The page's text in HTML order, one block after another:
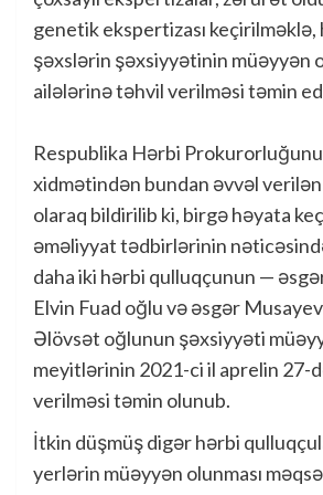
genetik ekspertizası keçirilməklə,
şəxslərin şəxsiyyətinin müəyyən
ailələrinə təhvil verilməsi təmin
Respublika Hərbi
xidmətindən bundan əvvəl
olaraq bildirilib ki, birgə həyata
əməliyyat tədbirlərinin
daha iki hərbi qulluqçunun —
Elvin Fuad oğlu və əsgər
Əlövsət oğlunun şəxsiyyəti
meyitlərinin 2021-ci il aprelin 27-
verilməsi təmin olunub.
İtkin düşmüş digər hərbi
yerlərin müəyyən olunması